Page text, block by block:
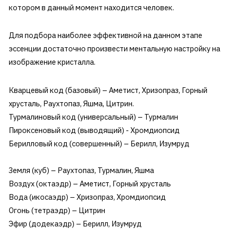
котором в данный момент находится человек.
Для подбора наиболее эффективной на данном этапе
эссенции достаточно произвести ментальную настройку на
изображение кристалла.
Кварцевый код (базовый) – Аметист, Хризопраз, Горный
хрусталь, Раухтопаз, Яшма, Цитрин.
Турмалиновый код (универсальный) – Турмалин
Пироксеновый код (выводящий) - Хромдиопсид
Берилловый код (совершенный) – Берилл, Изумруд
Земля (куб) – Раухтопаз, Турмалин, Яшма
Воздух (октаэдр) – Аметист, Горный хрусталь
Вода (икосаэдр) – Хризопраз, Хромдиопсид
Огонь (тетраэдр) – Цитрин
Эфир (додекаэдр) – Берилл, Изумруд